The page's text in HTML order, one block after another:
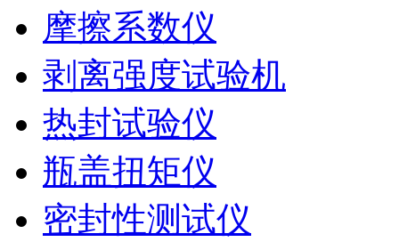
摩擦系数仪
剥离强度试验机
热封试验仪
瓶盖扭矩仪
密封性测试仪